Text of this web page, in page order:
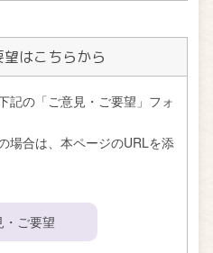
はこちらから
記の「ご意見・ご要望」フォ
場合は、本ページのURLを添
・ご要望